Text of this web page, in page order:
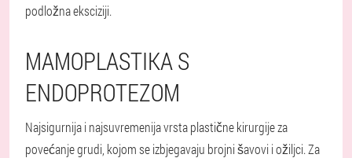
podložna eksciziji.
MAMOPLASTIKA S
ENDOPROTEZOM
Najsigurnija i najsuvremenija vrsta plastične kirurgije za
povećanje grudi, kojom se izbjegavaju brojni šavovi i ožiljci. Za